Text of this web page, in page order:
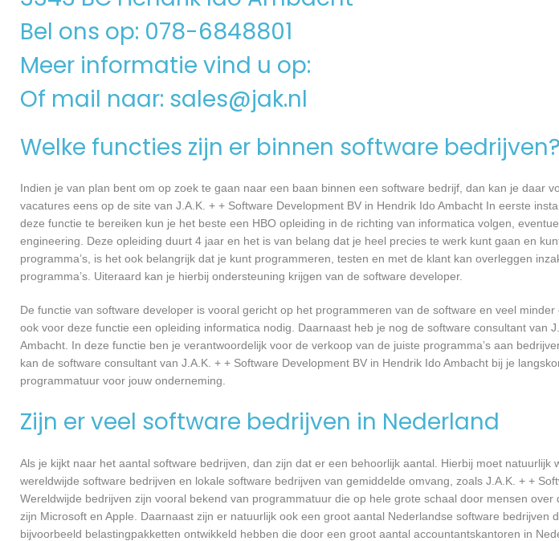
Bel ons op: 078-6848801
Meer informatie vind u op:
Of mail naar: sales@jak.nl
Welke functies zijn er binnen software bedrijven?
Indien je van plan bent om op zoek te gaan naar een baan binnen een software bedrijf, dan kan je daar
vacatures eens op de site van J.A.K. + + Software Development BV in Hendrik Ido Ambacht In eerste
deze functie te bereiken kun je het beste een HBO opleiding in de richting van informatica volgen,
engineering. Deze opleiding duurt 4 jaar en het is van belang dat je heel precies te werk kunt gaan en
programma’s, is het ook belangrijk dat je kunt programmeren, testen en met de klant kan overleggen
programma’s. Uiteraard kan je hierbij ondersteuning krijgen van de software developer.
De functie van software developer is vooral gericht op het programmeren van de software en veel
ook voor deze functie een opleiding informatica nodig. Daarnaast heb je nog de software consultant van
Ambacht. In deze functie ben je verantwoordelijk voor de verkoop van de juiste programma’s aan
kan de software consultant van J.A.K. + + Software Development BV in Hendrik Ido Ambacht bij je
programmatuur voor jouw onderneming.
Zijn er veel software bedrijven in Nederland
Als je kijkt naar het aantal software bedrijven, dan zijn dat er een behoorlijk aantal. Hierbij moet
wereldwijde software bedrijven en lokale software bedrijven van gemiddelde omvang, zoals J.A.K. + +
Wereldwijde bedrijven zijn vooral bekend van programmatuur die op hele grote schaal door mensen
zijn Microsoft en Apple. Daarnaast zijn er natuurlijk ook een groot aantal Nederlandse software bedrijven
bijvoorbeeld belastingpakketten ontwikkeld hebben die door een groot aantal accountantskantoren in